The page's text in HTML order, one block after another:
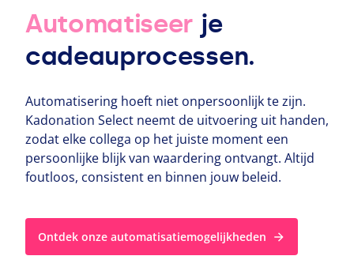
Automatiseer je
cadeauprocessen.
Automatisering hoeft niet onpersoonlijk te zijn.
Kadonation Select neemt de uitvoering uit handen,
zodat elke collega op het juiste moment een
persoonlijke blijk van waardering ontvangt. Altijd
foutloos, consistent en binnen jouw beleid.
Ontdek onze automatisatiemogelijkheden